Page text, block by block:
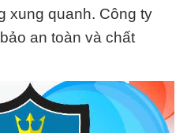
xung quanh. Công ty
an toàn và chất